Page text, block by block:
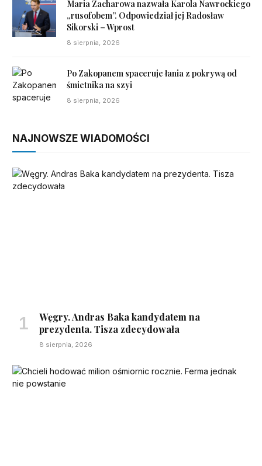
Maria Zacharowa nazwała Karola Nawrockiego
„rusofobem”. Odpowiedział jej Radosław
Sikorski – Wprost
8 sierpnia, 2026
Po Zakopanem spaceruje łania z pokrywą od
śmietnika na szyi
8 sierpnia, 2026
NAJNOWSZE WIADOMOŚCI
Węgry. Andras Baka kandydatem na
prezydenta. Tisza zdecydowała
8 sierpnia, 2026